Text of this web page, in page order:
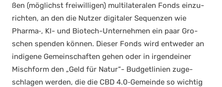
ßen (mög­lichst frei­wil­li­gen) mul­ti­la­te­ra­len Fonds ein­zu­
rich­ten, an den die Nut­zer digi­ta­ler Sequen­zen wie
Pharma‑, KI- und Bio­tech-Unter­neh­men ein paar Gro­
schen spen­den kön­nen. Die­ser Fonds wird ent­we­der an
indi­ge­ne Gemein­schaf­ten gehen oder in irgend­ei­ner
Misch­form den „Geld für Natur“- Bud­get­li­ni­en zuge­
schla­gen wer­den, die die CBD 4.0‑Gemeinde so wich­tig